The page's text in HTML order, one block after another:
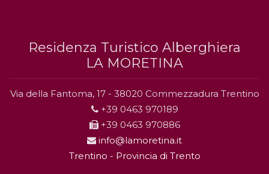
Residenza Turistico Alberghiera
LA MORETINA
Via della Fantoma, 17 - 38020 Commezzadura Trentino
+39 0463 970189
+39 0463 970886
info@lamoretina.it
Trentino - Provincia di Trento